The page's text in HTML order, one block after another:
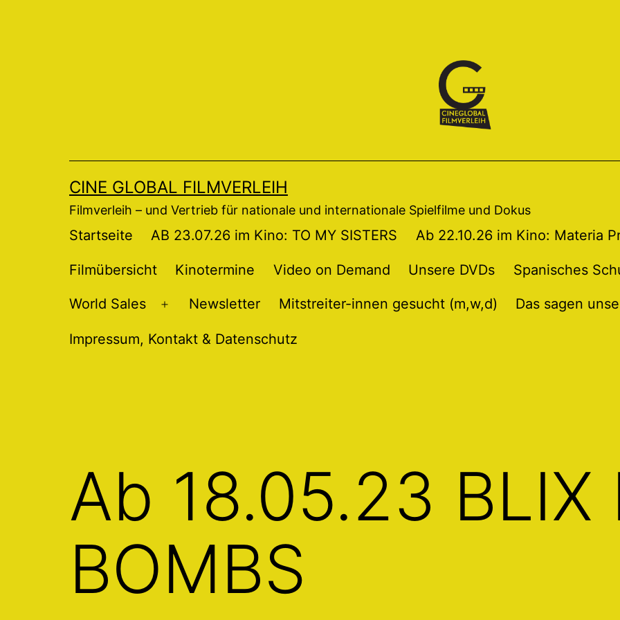
CINE GLOBAL FILMVERLEIH
Filmverleih – und Vertrieb für nationale und internationale Spielfilme und Dokus
Startseite AB 23.07.26 im Kino: TO MY SISTERS Ab 22.10.26 im Kino: Materia
Filmübersicht Kinotermine Video on Demand Unsere DVDs Spanisches
World Sales
Menü
öffnen
Newsletter Mitstreiter-innen gesucht (m,w,d) Das sagen
Impressum, Kontakt & Datenschutz
Ab 18.05.23 BLIX
BOMBS